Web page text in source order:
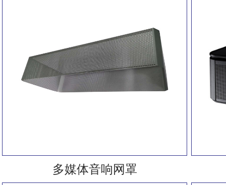
多媒体音响网罩